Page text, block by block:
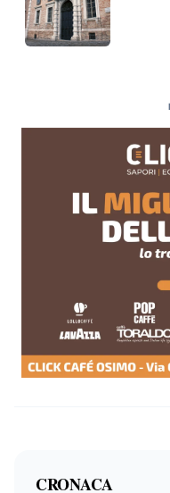
CRONACA